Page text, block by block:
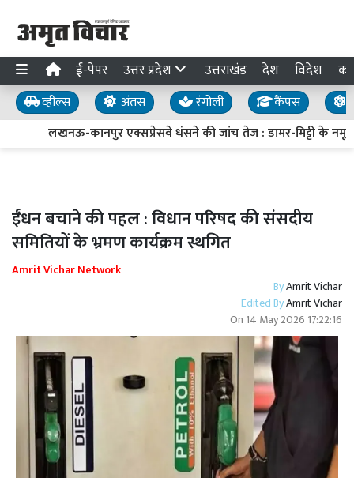
ई-पेपर उत्तर प्रदेश उत्तराखंड देश विदेश
व्हील्स अंतस रंगोली कैंपस
लखनऊ-कानपुर एक्सप्रेसवे धंसने की जांच तेज : डामर-मिट्टी के नमूने
ईंधन बचाने की पहल : विधान परिषद की संसदीय
समितियों के भ्रमण कार्यक्रम स्थगित
Amrit Vichar Network
ByAmrit Vichar
Edited ByAmrit Vichar
On 14 May 2026 17:22:16